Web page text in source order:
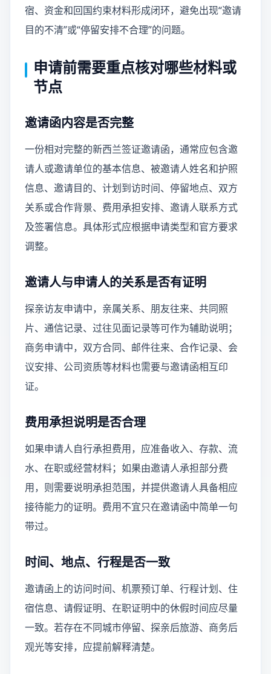
宿、资金和回国约束材料形成闭环，避免出现“邀请
目的不清”或“停留安排不合理”的问题。
申请前需要重点核对哪些材料或
节点
邀请函内容是否完整
一份相对完整的新西兰签证邀请函，通常应包含邀
请人或邀请单位的基本信息、被邀请人姓名和护照
信息、邀请目的、计划到访时间、停留地点、双方
关系或合作背景、费用承担安排、邀请人联系方式
及签署信息。具体形式应根据申请类型和官方要求
调整。
邀请人与申请人的关系是否有证明
探亲访友申请中，亲属关系、朋友往来、共同照
片、通信记录、过往见面记录等可作为辅助说明；
商务申请中，双方合同、邮件往来、合作记录、会
议安排、公司资质等材料也需要与邀请函相互印
证。
费用承担说明是否合理
如果申请人自行承担费用，应准备收入、存款、流
水、在职或经营材料；如果由邀请人承担部分费
用，则需要说明承担范围，并提供邀请人具备相应
接待能力的证明。费用不宜只在邀请函中简单一句
带过。
时间、地点、行程是否一致
邀请函上的访问时间、机票预订单、行程计划、住
宿信息、请假证明、在职证明中的休假时间应尽量
一致。若存在不同城市停留、探亲后旅游、商务后
观光等安排，应提前解释清楚。